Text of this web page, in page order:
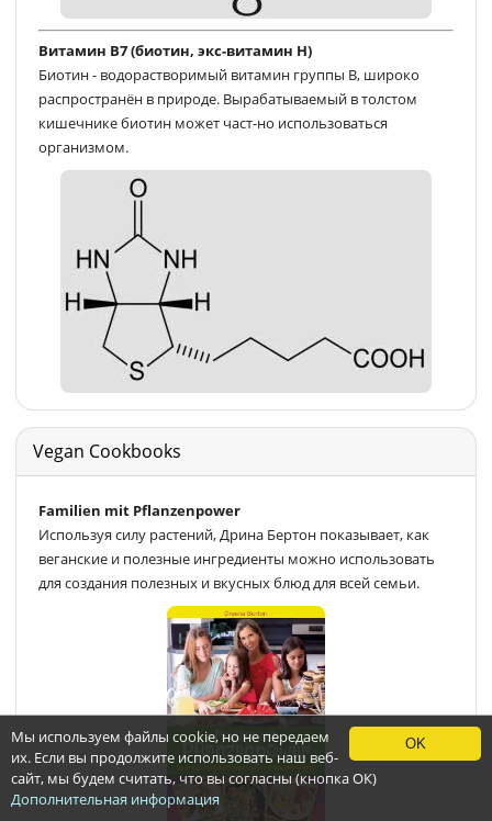
Витамин В7 (биотин, экс-витамин Н)
Биотин - водорастворимый витамин группы В, широко
распространён в природе. Вырабатываемый в толстом
кишечнике биотин может част-но использоваться
организмом.
Vegan Cookbooks
Familien mit Pflanzenpower
Используя силу растений, Дрина Бертон показывает, как
веганские и полезные ингредиенты можно использовать
для создания полезных и вкусных блюд для всей семьи.
OK
Мы используем файлы cookie, но не передаем
их. Если вы продолжите использовать наш веб-
сайт, мы будем считать, что вы согласны (кнопка ОК)
Дополнительная информация